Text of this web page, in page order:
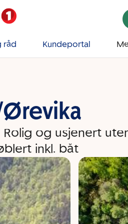
råd Kundeportal
Ørevika
og usjenert
inkl. båt